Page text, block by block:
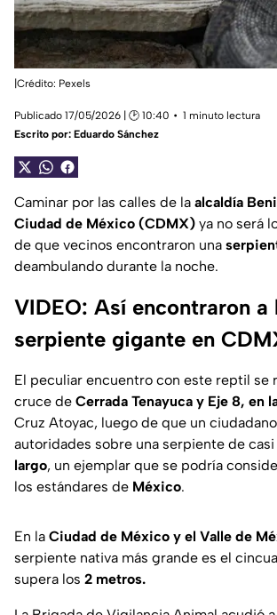
|Crédito: Pexels
Publicado 17/05/2026 | 🕑 10:40
1 minuto lectura
Escrito por: Eduardo Sánchez
Caminar por las calles de la alcaldía
Ciudad de México (CDMX) ya no será
de que vecinos encontraron una
deambulando durante la noche.
VIDEO: Así encontraron a
serpiente gigante en
El peculiar encuentro con este reptil se
cruce de Cerrada Tenayuca y Eje 8, en
Cruz Atoyac, luego de que un
autoridades sobre una serpiente de casi
largo, un ejemplar que se podría
los estándares de México.
En la Ciudad de México y el Valle de
serpiente nativa más grande es el
supera los 2 metros.